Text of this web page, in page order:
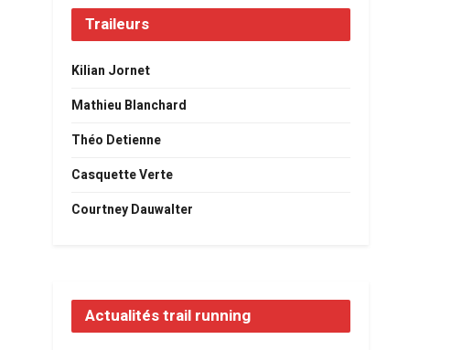
Traileurs
Kilian Jornet
Mathieu Blanchard
Théo Detienne
Casquette Verte
Courtney Dauwalter
Actualités trail running